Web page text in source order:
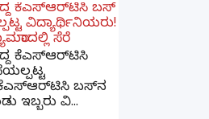
ಕೆಎಸ್​ಆರ್​ಟಿಸಿ ಬಸ್​
ವಿದ್ಯಾರ್ಥಿನಿಯರು!
ಸೆರೆ
ಕೆಎಸ್‌ಆರ್‌ಟಿಸಿ
ಕೆಎಸ್‌ಆರ್‌ಟಿಸಿ ಬಸ್‌ನ
ಇಬ್ಬರು ವಿ...